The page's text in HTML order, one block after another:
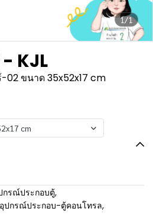
1/1
- KJL
-02 ขนาด 35x52x17 cm
cm
กรณ์ประกอบตู้,
อุปกรณ์ประกอบ-ตู้คอนโทรล,